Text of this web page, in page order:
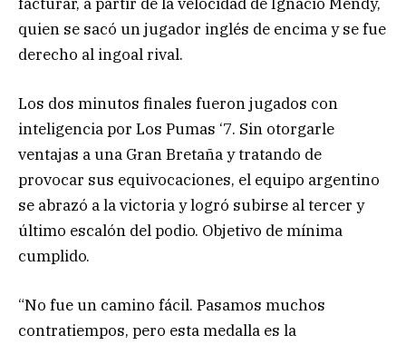
quien se sacó un jugador inglés de encima y se fue
derecho al ingoal rival.
Los dos minutos finales fueron jugados con
inteligencia por Los Pumas ‘7. Sin otorgarle
ventajas a una Gran Bretaña y tratando de
provocar sus equivocaciones, el equipo argentino
se abrazó a la victoria y logró subirse al tercer y
último escalón del podio. Objetivo de mínima
cumplido.
“No fue un camino fácil. Pasamos muchos
contratiempos, pero esta medalla es la